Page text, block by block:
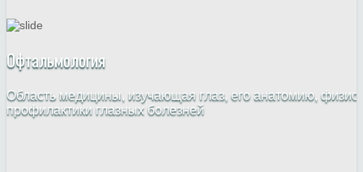
Офтальмология
Область медицины, изучающая глаз, его анатомию,
профилактики глазных болезней